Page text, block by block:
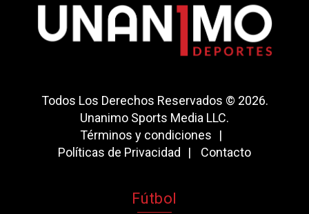
Todos Los Derechos Reservados © 2026.
Unanimo Sports Media LLC.
Términos y condiciones
Políticas de Privacidad
Contacto
Fútbol